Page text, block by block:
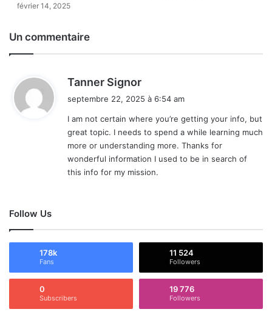
février 14, 2025
Un commentaire
Tanner Signor
septembre 22, 2025 à 6:54 am
I am not certain where you’re getting your info, but
great topic. I needs to spend a while learning much
more or understanding more. Thanks for
wonderful information I used to be in search of
this info for my mission.
Follow Us
178k
Fans
11 524
Followers
0
Subscribers
19 776
Followers